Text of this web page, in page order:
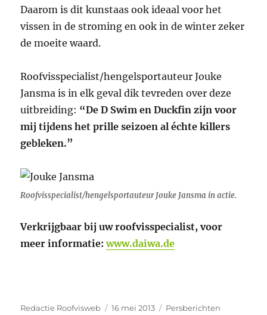
Daarom is dit kunstaas ook ideaal voor het
vissen in de stroming en ook in de winter zeker
de moeite waard.
Roofvisspecialist/hengelsportauteur Jouke
Jansma is in elk geval dik tevreden over deze
uitbreiding: “De D Swim en Duckfin zijn voor
mij tijdens het prille seizoen al échte killers
gebleken.”
Roofvisspecialist/hengelsportauteur Jouke Jansma in actie.
Verkrijgbaar bij uw roofvisspecialist, voor
meer informatie:www.daiwa.de
Auteur
Redactie Roofvisweb Geplaatst
16 mei 2013 Categorieën
Persberichten